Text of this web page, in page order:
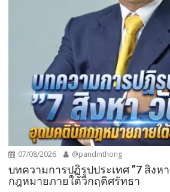
07/08/2026 @pandinthong
บทความการปฏิรูปประเทศ ”7 สิงห
กฎหมายภายใต้วิกฤติศรัทธา